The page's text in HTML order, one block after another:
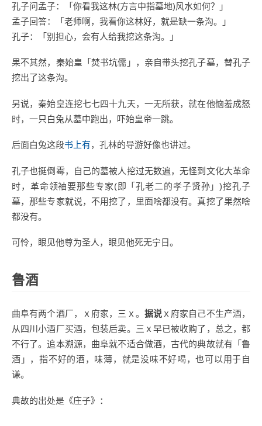
孔子问孟子：「你看我这林(方言中指墓地)风水如何？」
孟子回答：「老师啊，我看你这林好，就是缺一条沟。」
孔子：「别担心，会有人给我挖这条沟。」
果不其然，秦始皇「焚书坑儒」，亲自带头挖孔子墓，替孔子
挖出了这条沟。
另说，秦始皇连挖七七四十九天，一无所获，就在他恼羞成怒
时，一只白兔从墓中跑出，吓始皇帝一跳。
后面白兔这段书上有，孔林的导游好像也讲过。
孔子也挺倒霉，自己的墓被人挖过无数遍，无怪到文化大革命
时，革命领袖要那些专家(即「孔老二的孝子贤孙」)挖孔子
墓，那些专家就说，不用挖了，里面啥都没有。真挖了果然啥
都没有。
可怜，眼见他尊为圣人，眼见他死无宁日。
鲁酒
曲阜有两个酒厂，ｘ府家，三ｘ。 据说ｘ府家自己不生产酒，
从四川小酒厂买酒，包装后卖。三ｘ早已被收购了，总之，都
不行了。追本溯源，曲阜就不适合做酒，古代的典故就有「鲁
酒」，指不好的酒，味薄，就是没味不好喝，也可以用于自
谦。
典故的出处是《庄子》：